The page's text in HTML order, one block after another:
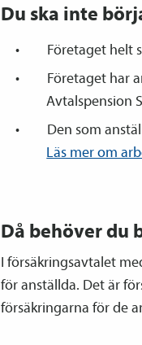
Du ska inte
Företaget helt
Företaget har
Avtals­pension
Den som
Läs mer om
Då behöver du
I försäkrings­avtalet
för anställda. Det är
försäkringarna för de